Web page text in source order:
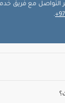
مع فريق خدمة
.